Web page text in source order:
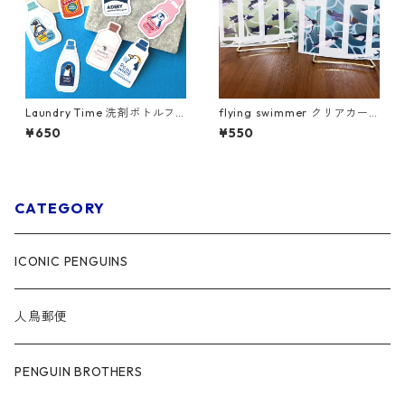
Laundry Time 洗剤ボトルフ
レークシール【ウェブショッ
プ限定】
¥650
flying swimmer クリアカー
ドセット
¥550
CATEGORY
ICONIC PENGUINS
人鳥郵便
PENGUIN BROTHERS